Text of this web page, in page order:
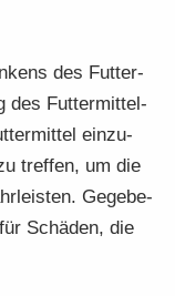
des Fut­ter­
des Fut­ter­mit­tel­
ein­zu­
tref­fen, um die
Ge­ge­be­
Schä­den, die